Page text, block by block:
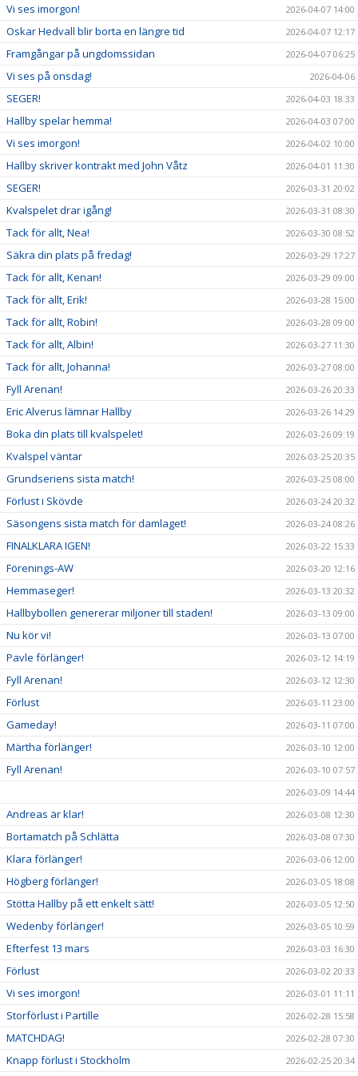
Vi ses imorgon! 2026-04-07 14:00
Oskar Hedvall blir borta en längre tid 2026-04-07 12:17
Framgångar på ungdomssidan 2026-04-07 06:25
Vi ses på onsdag! 2026-04-06
SEGER! 2026-04-03 18:33
Hallby spelar hemma! 2026-04-03 07:00
Vi ses imorgon! 2026-04-02 10:00
Hallby skriver kontrakt med John Våtz 2026-04-01 11:30
SEGER! 2026-03-31 20:02
Kvalspelet drar igång! 2026-03-31 08:30
Tack för allt, Nea! 2026-03-30 08:52
Säkra din plats på fredag! 2026-03-29 17:27
Tack för allt, Kenan! 2026-03-29 09:00
Tack för allt, Erik! 2026-03-28 15:00
Tack för allt, Robin! 2026-03-28 09:00
Tack för allt, Albin! 2026-03-27 11:30
Tack för allt, Johanna! 2026-03-27 08:00
Fyll Arenan! 2026-03-26 20:33
Eric Alverus lämnar Hallby 2026-03-26 14:29
Boka din plats till kvalspelet! 2026-03-26 09:19
Kvalspel väntar 2026-03-25 20:35
Grundseriens sista match! 2026-03-25 08:00
Förlust i Skövde 2026-03-24 20:32
Säsongens sista match för damlaget! 2026-03-24 08:26
FINALKLARA IGEN! 2026-03-22 15:33
Förenings-AW 2026-03-20 12:16
Hemmaseger! 2026-03-13 20:32
Hallbybollen genererar miljoner till staden! 2026-03-13 09:00
Nu kör vi! 2026-03-13 07:00
Pavle förlänger! 2026-03-12 14:19
Fyll Arenan! 2026-03-12 12:30
Förlust 2026-03-11 23:00
Gameday! 2026-03-11 07:00
Märtha förlänger! 2026-03-10 12:00
Fyll Arenan!
2026-03-10 07:57
2026-03-09 14:44
Andreas är klar! 2026-03-08 12:30
Bortamatch på Schlätta 2026-03-08 07:30
Klara förlänger! 2026-03-06 12:00
Högberg förlänger! 2026-03-05 18:08
Stötta Hallby på ett enkelt sätt! 2026-03-05 12:50
Wedenby förlänger! 2026-03-05 10:59
Efterfest 13 mars 2026-03-03 16:30
Förlust 2026-03-02 20:33
Vi ses imorgon! 2026-03-01 11:11
Storförlust i Partille 2026-02-28 15:58
MATCHDAG! 2026-02-28 07:30
Knapp förlust i Stockholm 2026-02-25 20:34